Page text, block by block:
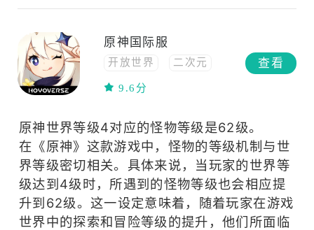
原神国际服
开放世界
二次元
动作
高画质
多人
养成
3D
剧情向
ARPG
9.6分
查看
原神世界等级4对应的怪物等级是62级。
在《原神》这款游戏中，怪物的等级机制与世
界等级密切相关。具体来说，当玩家的世界等
级达到4级时，所遇到的怪物等级也会相应提
升到62级。这一设定意味着，随着玩家在游戏
世界中的探索和冒险等级的提升，他们所面临